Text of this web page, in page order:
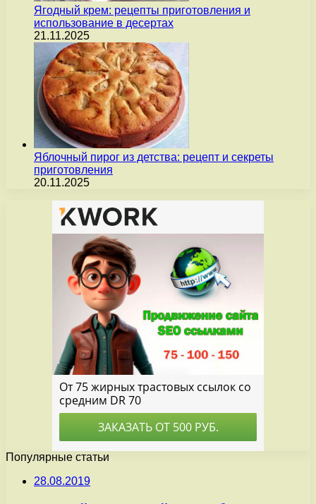
Ягодный крем: рецепты приготовления и
использование в десертах
21.11.2025
Яблочный пирог из детства: рецепт и секреты
приготовления
20.11.2025
Популярные статьи
28.08.2019